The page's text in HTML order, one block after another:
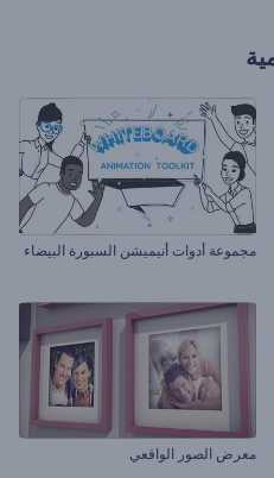
مجموعة أدوات أنيميشن السبورة البيضاء
معرض الصور الواقعي